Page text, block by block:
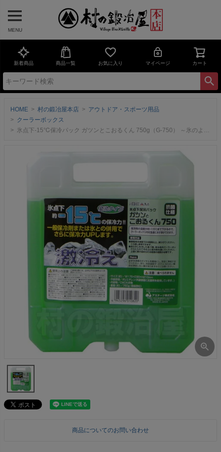
MENU
新着商品 商品一覧 お気に入り マイページ カート
HOME 村の鍛冶屋本店
アウトドア・スポーツ用品
クーラーボックス
氷点下-15℃保冷パック ガツンとこおるくん 750g（G-750） ～氷のようにダラダラとしないのでキレイ！～
商品についてのお問い合わせ